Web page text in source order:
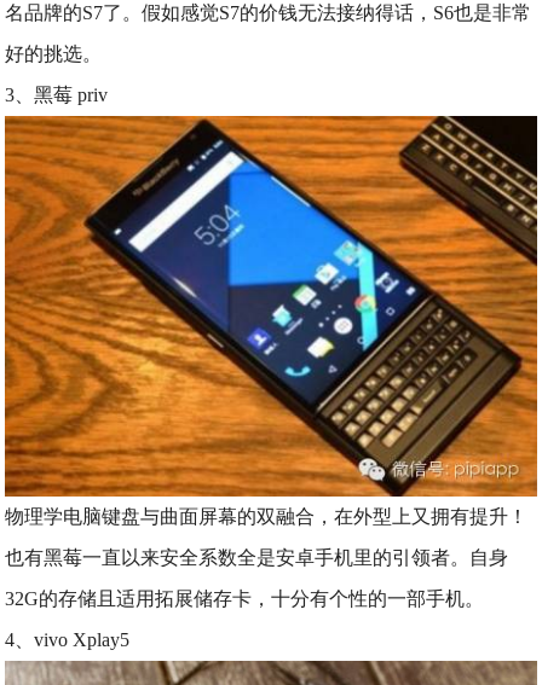
名品牌的S7了。假如感觉S7的价钱无法接纳得话，S6也是非常
好的挑选。
3、黑莓 priv
物理学电脑键盘与曲面屏幕的双融合，在外型上又拥有提升！
也有黑莓一直以来安全系数全是安卓手机里的引领者。自身
32G的存储且适用拓展储存卡，十分有个性的一部手机。
4、vivo Xplay5